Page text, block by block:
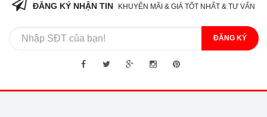
ĐĂNG KÝ NHẬN TIN KHUYẾN MÃI & GIÁ TỐT NHẤT & TƯ VẤN
ĐĂNG KÝ